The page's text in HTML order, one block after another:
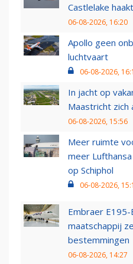
Castlelake
06-08-2026, 16:20
Apollo geen
luchtvaart
06-08-2026,
In jacht op
Maastricht zich
06-08-2026, 15:56
Meer ruimte
meer
op Schiphol
06-08-2026,
Embraer E195-
maatschappij
bestemmingen
06-08-2026, 14:27